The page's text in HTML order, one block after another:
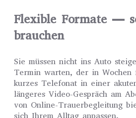
Flexible Formate —
brauchen
Sie müssen nicht ins Auto
Termin warten, der in
kurzes Telefonat in einer
längeres Video-Gespräch am
von Online-Trauerbegleitung
sich Ihrem Alltag anpassen.